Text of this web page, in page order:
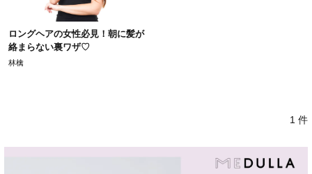
ロングヘアの女性必見！朝に髪が
絡まらない裏ワザ♡
林檎
1 件